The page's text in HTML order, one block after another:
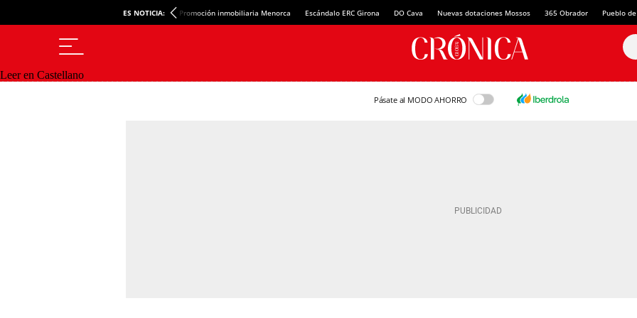
ES NOTICIA: Promoción inmobiliaria Menorca Escándalo ERC Girona DO Cava Nuevas dotaciones Mossos 365 Obrador Pueblo
Leer en Castellano
Pásate al MODO AHORRO